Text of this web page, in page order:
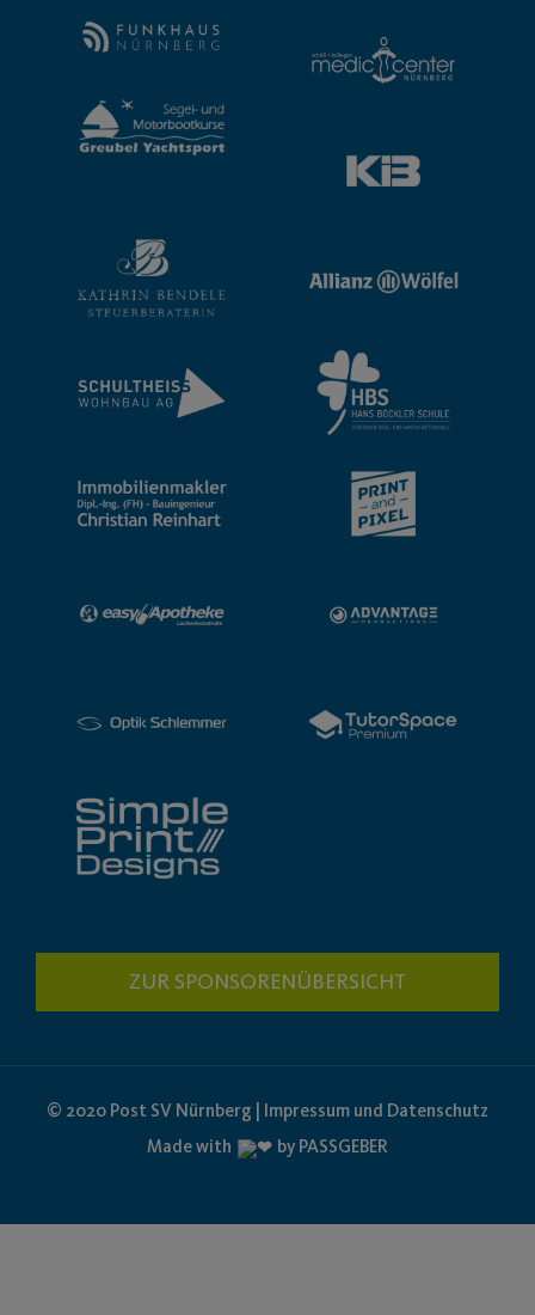
ZUR SPONSORENÜBERSICHT
© 2020 Post SV Nürnberg | Impressum und Datenschutz
Made with
by PASSGEBER